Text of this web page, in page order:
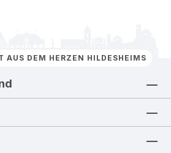
AUS DEM HERZEN HILDESHEIMS